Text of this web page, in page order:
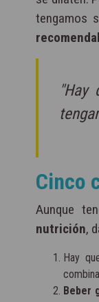
tengamos
"Hay
Cinco
Aunque
nutrición,
Hay
Beber